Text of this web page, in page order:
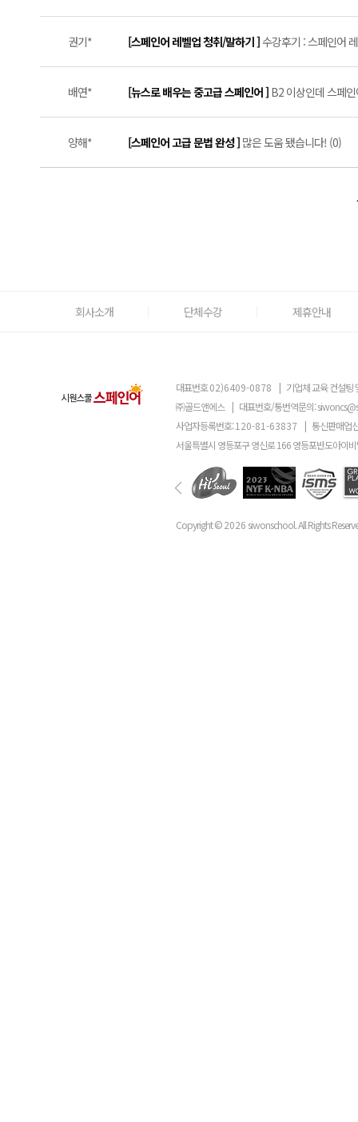
권기* [스페인어 레벨업 청취/말하기 ]수강후기 : 스페인어
배연* [뉴스로 배우는 중고급 스페인어 ] B2 이상인데 스페
양해* [스페인어 고급 문법 완성 ] 많은 도움 됐습니다! (0)
회사소개 단체수강 제휴안내
대표번호02)6409-0878 | 기업체 교육 컨설팅
㈜골드앤에스 | 대표번호/통번역문의:
사업자등록번호:120-81-63837 | 통신판매업
서울특별시 영등포구 영신로 166 영등포반도아이
Copyright ©2026 siwonschool. All Rights